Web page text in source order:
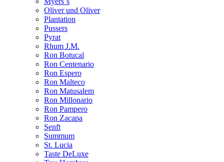
Oliver und Oliver
Plantation
Pussers
Pyrat
Rhum J.M.
Ron Botucal
Ron Centenario
Ron Espero
Ron Malteco
Ron Matusalem
Ron Millonario
Ron Pampero
Ron Zacapa
Senft
Summum
St. Lucia
Taste DeLuxe